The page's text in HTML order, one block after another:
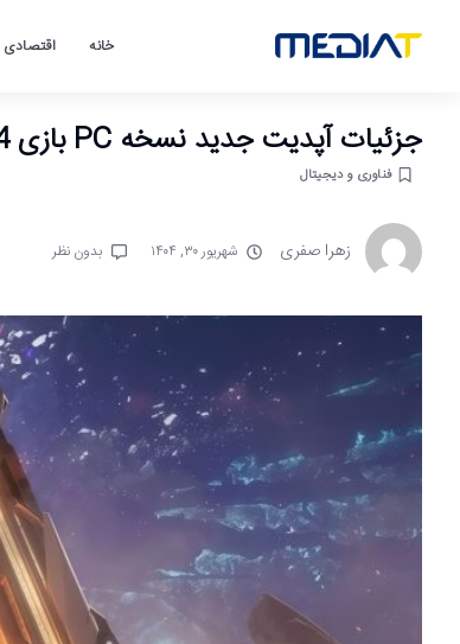
خانه اقتصادی
جزئیات آپدیت جدید نسخه PC بازی Borderlands 4
فناوری و دیجیتال
زهرا صفری شهریور ۳۰, ۱۴۰۴ بدون نظر